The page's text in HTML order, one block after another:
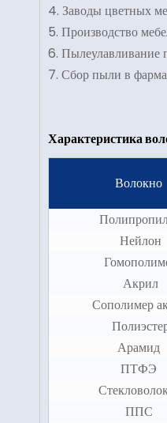
4. Заводы цветных
5. Производство
6. Пылеулавливание
7. Сбор пыли в
Характеристика
Волокно
Нейлон
Акрил
Сополимер
Арамид
ПТФЭ
ППС